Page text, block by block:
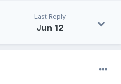
Last Reply
Jun 12